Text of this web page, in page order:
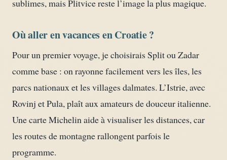
sublimes, mais Plitvice reste l’image la plus magique.
Où aller en vacances en Croatie ?
Pour un premier voyage, je choisirais Split ou Zadar
comme base : on rayonne facilement vers les îles, les
parcs nationaux et les villages dalmates. L’Istrie, avec
Rovinj et Pula, plaît aux amateurs de douceur italienne.
Une carte Michelin aide à visualiser les distances, car
les routes de montagne rallongent parfois le
programme.